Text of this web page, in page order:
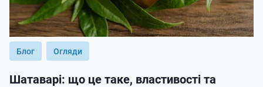
Блог Огляди
Шатаварі: що це таке, властивості та